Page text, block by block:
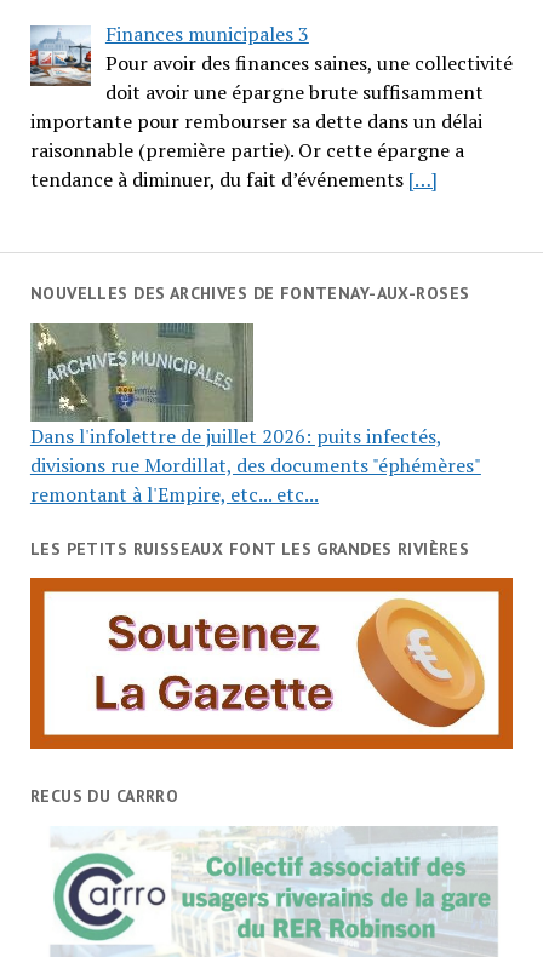
Finances municipales 3
Pour avoir des finances saines, une collectivité
doit avoir une épargne brute suffisamment
importante pour rembourser sa dette dans un délai
raisonnable (première partie). Or cette épargne a
tendance à diminuer, du fait d’événements […]
NOUVELLES DES ARCHIVES DE FONTENAY-AUX-ROSES
Dans l'infolettre de juillet 2026: puits infectés,
divisions rue Mordillat, des documents "éphémères"
remontant à l'Empire, etc... etc...
LES PETITS RUISSEAUX FONT LES GRANDES RIVIÈRES
RECUS DU CARRRO